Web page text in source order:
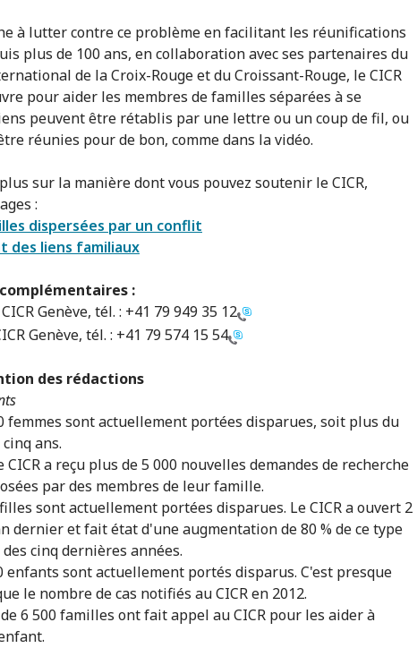
à lutter contre ce problème en facilitant les réunifications
plus de 100 ans, en collaboration avec ses partenaires du
de la Croix-Rouge et du Croissant-Rouge, le CICR
pour aider les membres de familles séparées à se
peuvent être rétablis par une lettre ou un coup de fil, ou
réunies pour de bon, comme dans la vidéo.
sur la manière dont vous pouvez soutenir le CICR,
:
dispersées par un conflit
des liens familiaux
:
Genève, tél. : +41 79 949 35 12
Genève, tél. : +41 79 574 15 54
des rédactions
femmes sont actuellement portées disparues, soit plus du
ans.
CICR a reçu plus de 5 000 nouvelles demandes de recherche
par des membres de leur famille.
sont actuellement portées disparues. Le CICR a ouvert 2
dernier et fait état d'une augmentation de 80 % de ce type
cinq dernières années.
enfants sont actuellement portés disparus. C'est presque
le nombre de cas notifiés au CICR en 2012.
6 500 familles ont fait appel au CICR pour les aider à